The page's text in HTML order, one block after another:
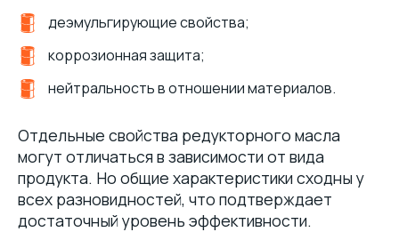
деэмульгирующие свойства;
коррозионная защита;
нейтральность в отношении материалов.
Отдельные свойства редукторного масла
могут отличаться в зависимости от вида
продукта. Но общие характеристики сходны у
всех разновидностей, что подтверждает
достаточный уровень эффективности.